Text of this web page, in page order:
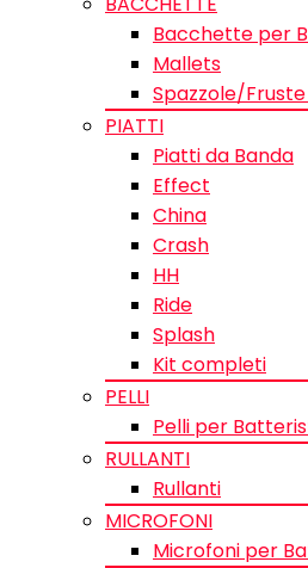
Bacchette per
Mallets
Spazzole/
PIATTI
Piatti da Banda
Effect
China
Crash
HH
Ride
Splash
Kit completi
PELLI
Pelli per
RULLANTI
Rullanti
MICROFONI
Microfoni per